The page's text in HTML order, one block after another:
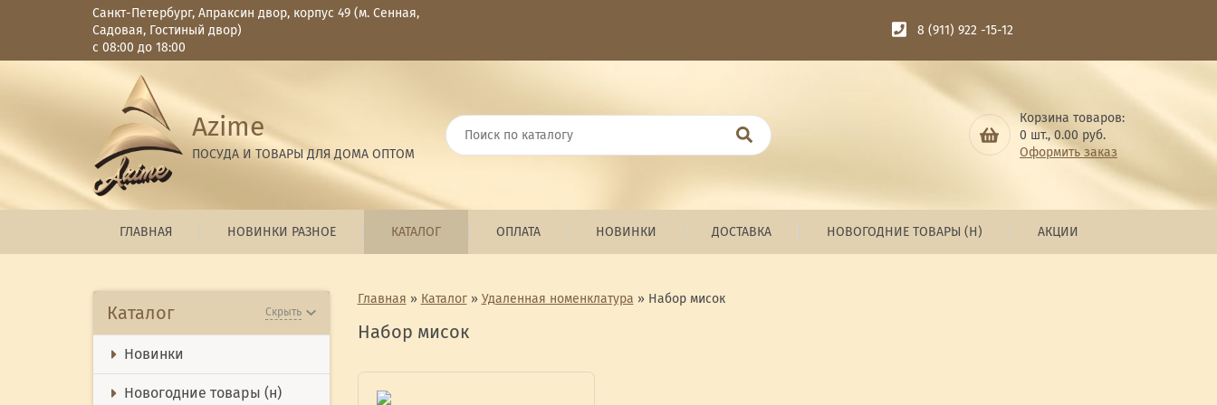
Санкт-Петербург, Апраксин двор, корпус 49 (м. Сенная,
Садовая, Гостиный двор)
с 08:00 до 18:00
8 (911) 922 -15-12
Azime
ПОСУДА И ТОВАРЫ ДЛЯ ДОМА ОПТОМ
Корзина товаров:
0 шт.,0.00 руб.
Оформить заказ
ГЛАВНАЯ НОВИНКИ РАЗНОЕ КАТАЛОГ ОПЛАТА НОВИНКИ ДОСТАВКА НОВОГОДНИЕ ТОВАРЫ (Н) АКЦИИ
Каталог Скрыть
Новинки
Новогодние товары (н)
Главная » Каталог» Удаленная номенклатура » Набор мисок
Набор мисок